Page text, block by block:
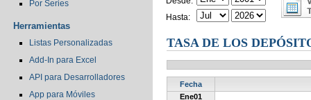
Por Series
Herramientas
Listas Personalizadas
Add-In para Excel
API para Desarrolladores
App para Móviles
Hasta:
TASA DE LOS
Fecha
Ene01